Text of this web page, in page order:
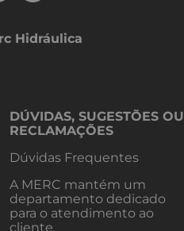
Hidráulica
DÚVIDAS, SUGESTÕES OU
RECLAMAÇÕES
Dúvidas Frequentes
A MERC mantém um
departamento dedicado
para o atendimento ao
cliente